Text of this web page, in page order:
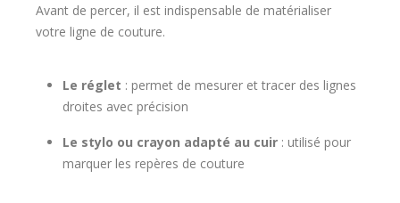
Avant de percer, il est indispensable de matérialiser
votre ligne de couture.
Le réglet : permet de mesurer et tracer des lignes
droites avec précision
Le stylo ou crayon adapté au cuir : utilisé pour
marquer les repères de couture